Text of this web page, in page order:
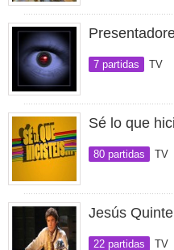
7 partidas TV
Sé lo que
80 partidas TV
Jesús
22 partidas TV